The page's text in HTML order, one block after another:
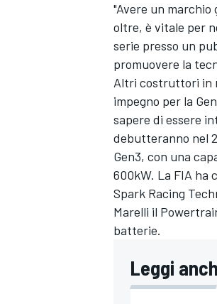
"Avere un marchio
oltre, è vitale per
serie presso un
promuovere la
Altri costruttori in
impegno per la
sapere di essere
debutteranno nel
Gen3, con una
600kW. La FIA ha
Spark Racing
Marelli il
batterie.
Leggi